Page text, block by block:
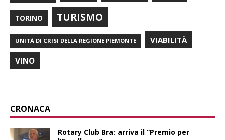
TORINO TURISMO
UNITÀ DI CRISI DELLA REGIONE PIEMONTE VIABILITÀ
VINO
CRONACA
Rotary Club Bra: arriva il “Premio per